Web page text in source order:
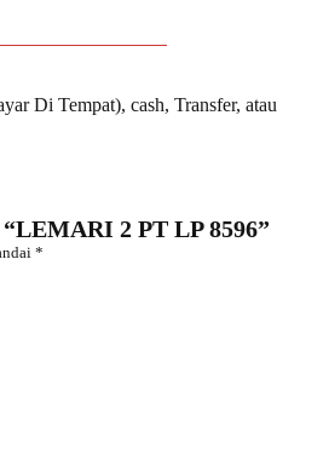
Di Tempat), cash, Transfer, atau
2 PT LP 8596”
*